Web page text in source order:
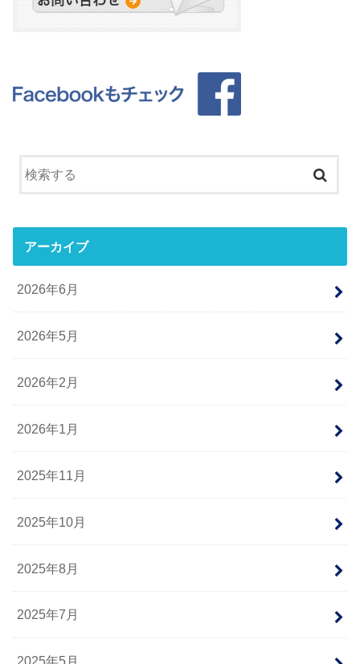
アーカイブ
2026年6月
2026年5月
2026年2月
2026年1月
2025年11月
2025年10月
2025年8月
2025年7月
2025年5月